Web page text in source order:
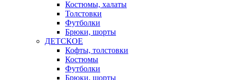
Костюмы, халаты
Толстовки
Футболки
Брюки, шорты
ДЕТСКОЕ
Кофты, толстовки
Костюмы
Футболки
Брюки, шорты